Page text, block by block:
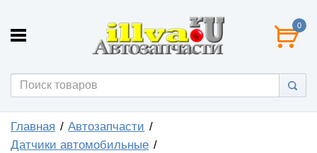
0
Главная
Автозапчасти
Датчики автомобильные